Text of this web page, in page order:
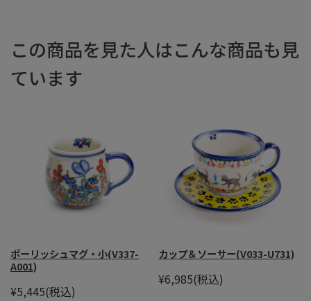
この商品を見た人はこんな商品も見
ています
ポーリッシュマグ・小(V337-
A001)
¥5,445(税込)
カップ＆ソーサー(V033-U731)
¥6,985(税込)